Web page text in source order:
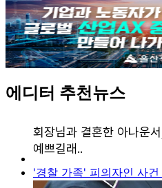
에디터 추천뉴스
'경찰 가족' 피의자인 사